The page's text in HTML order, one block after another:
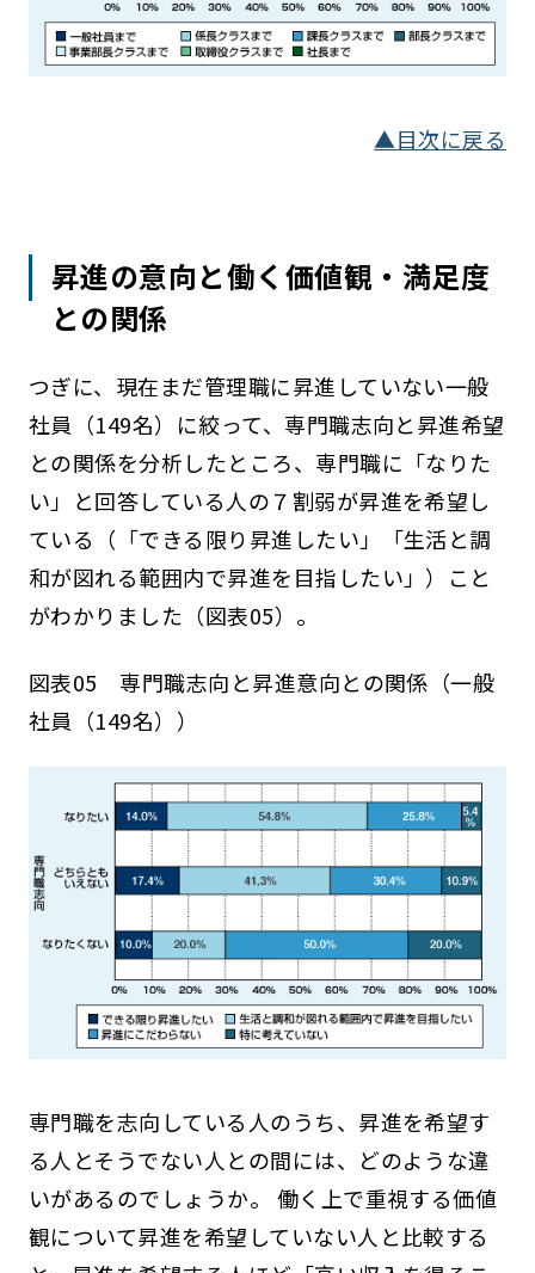
▲目次に戻る
昇進の意向と働く価値観・満足度
との関係
つぎに、現在まだ管理職に昇進していない一般
社員（149名）に絞って、専門職志向と昇進希望
との関係を分析したところ、専門職に「なりた
い」と回答している人の７割弱が昇進を希望し
ている（「できる限り昇進したい」「生活と調
和が図れる範囲内で昇進を目指したい」）こと
がわかりました（図表05）。
図表05 専門職志向と昇進意向との関係（一般
社員（149名））
専門職を志向している人のうち、昇進を希望す
る人とそうでない人との間には、どのような違
いがあるのでしょうか。 働く上で重視する価値
観について昇進を希望していない人と比較する